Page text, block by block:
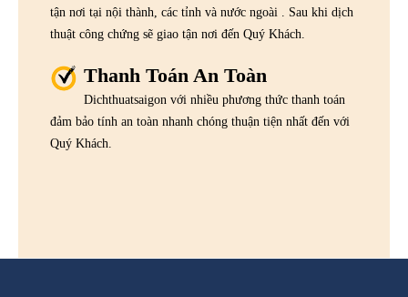
tận nơi tại nội thành, các tỉnh và nước ngoài . Sau khi dịch
thuật công chứng sẽ giao tận nơi đến Quý Khách.
Thanh Toán An Toàn
Dichthuatsaigon với nhiều phương thức thanh toán
đảm bảo tính an toàn nhanh chóng thuận tiện nhất đến với
Quý Khách.